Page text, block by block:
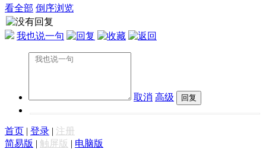
看全部 倒序浏览
我也说一句
取消 高级
首页 | 登录 | 注册
简易版 | 触屏版 | 电脑版